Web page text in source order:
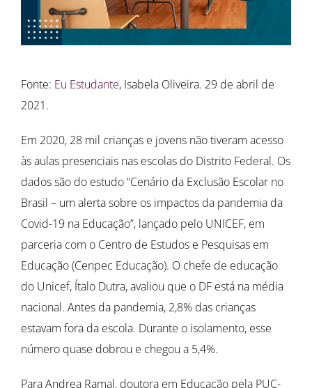
Fonte: Eu Estudante, Isabela Oliveira. 29 de abril de
2021.
Em 2020, 28 mil crianças e jovens não tiveram acesso
às aulas presenciais nas escolas do Distrito Federal. Os
dados são do estudo “Cenário da Exclusão Escolar no
Brasil – um alerta sobre os impactos da pandemia da
Covid-19 na Educação”, lançado pelo UNICEF, em
parceria com o Centro de Estudos e Pesquisas em
Educação (Cenpec Educação). O chefe de educação
do Unicef, Ítalo Dutra, avaliou que o DF está na média
nacional. Antes da pandemia, 2,8% das crianças
estavam fora da escola. Durante o isolamento, esse
número quase dobrou e chegou a 5,4%.
Para Andrea Ramal, doutora em Educação pela PUC-